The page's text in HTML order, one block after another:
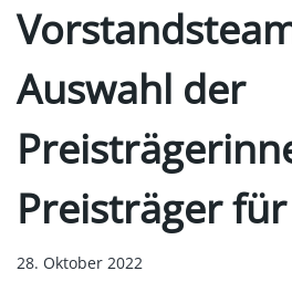
Auswahl der
Preisträger
28. Oktober 2022